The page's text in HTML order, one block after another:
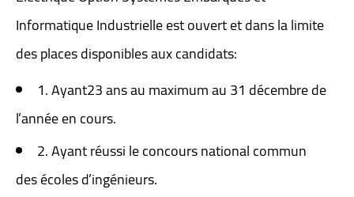
Informatique Industrielle est ouvert et dans la limite
des places disponibles aux candidats:
1. Ayant23 ans au maximum au 31 décembre de
l’année en cours.
2. Ayant réussi le concours national commun
des écoles d’ingénieurs.